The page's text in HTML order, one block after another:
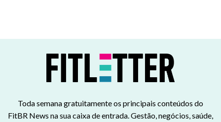
Toda semana gratuitamente os principais conteúdos do
FitBR News na sua caixa de entrada. Gestão, negócios, saúde,